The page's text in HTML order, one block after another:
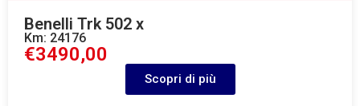
Benelli Trk 502 x
Km: 24176
€3490,00
Scopri di più